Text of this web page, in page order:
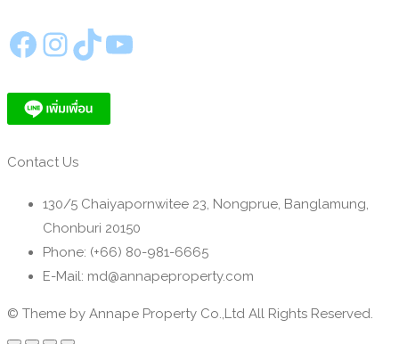
https://www.facebook.com/annapeproperty InstagramTikTok YouTube
Contact Us
130/5 Chaiyapornwitee 23, Nongprue, Banglamung,
Chonburi 20150
Phone: (+66) 80-981-6665
E-Mail: md@annapeproperty.com
© Theme by Annape Property Co.,Ltd All Rights Reserved.